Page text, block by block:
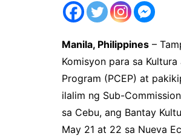
Manila, Philippines –
Komisyon para sa
Program (PCEP) at
ilalim ng Sub-
sa Cebu, ang Bantay
May 21 at 22 sa Nueva